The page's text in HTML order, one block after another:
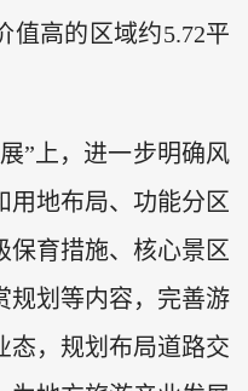
值高的区域约5.72平
”上，进一步明确风
用地布局、功能分区
保育措施、核心景区
规划等内容，完善游
态，规划布局道路交